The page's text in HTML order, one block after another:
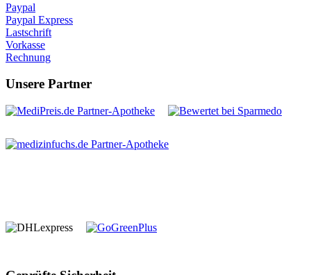
Paypal
Paypal Express
Lastschrift
Vorkasse
Rechnung
Unsere Partner